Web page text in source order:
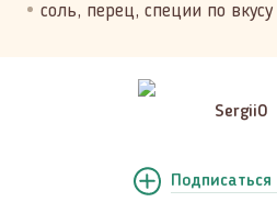
соль, перец, специи по вкусу
SergiiO
Подписаться